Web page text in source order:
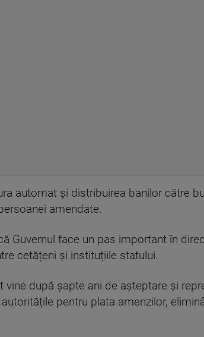
automat și distribuirea banilor către
amendate.
Guvernul face un pas important în
cetățeni și instituțiile statului.
după șapte ani de așteptare și
pentru plata amenzilor,